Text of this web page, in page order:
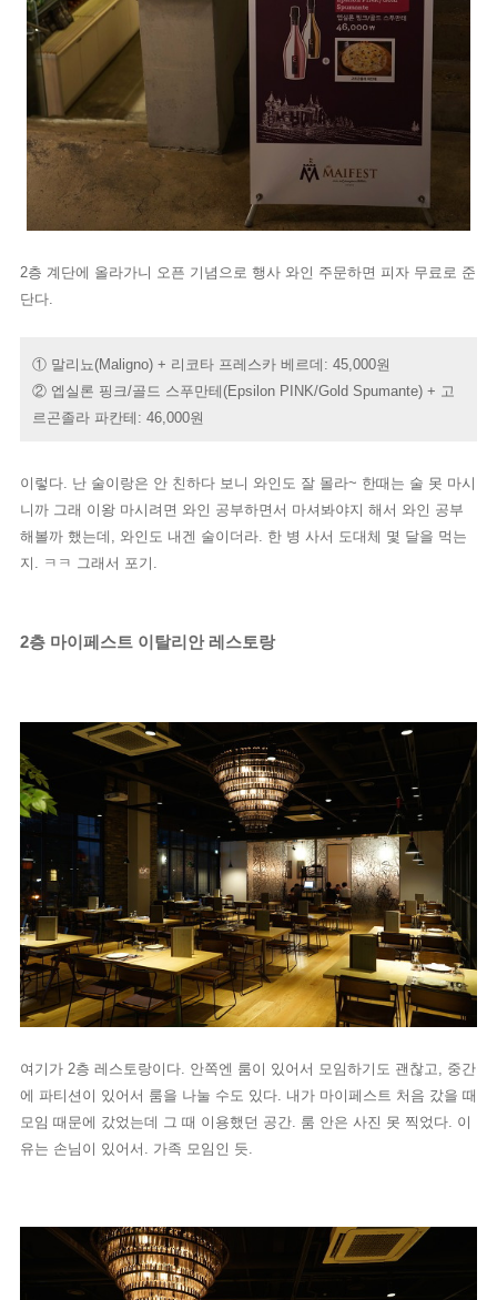
2층 계단에 올라가니 오픈 기념으로 행사 와인 주문하면 피자 무료로 준
단다.
① 말리뇨(Maligno) + 리코타 프레스카 베르데: 45,000원
② 엡실론 핑크/골드 스푸만테(Epsilon PINK/Gold Spumante) + 고
르곤졸라 파칸테: 46,000원
이렇다. 난 술이랑은 안 친하다 보니 와인도 잘 몰라~ 한때는 술 못 마시
니까 그래 이왕 마시려면 와인 공부하면서 마셔봐야지 해서 와인 공부
해볼까 했는데, 와인도 내겐 술이더라. 한 병 사서 도대체 몇 달을 먹는
지. ㅋㅋ 그래서 포기.
2층 마이페스트 이탈리안 레스토랑
여기가 2층 레스토랑이다. 안쪽엔 룸이 있어서 모임하기도 괜찮고, 중간
에 파티션이 있어서 룸을 나눌 수도 있다. 내가 마이페스트 처음 갔을 때
모임 때문에 갔었는데 그 때 이용했던 공간. 룸 안은 사진 못 찍었다. 이
유는 손님이 있어서. 가족 모임인 듯.